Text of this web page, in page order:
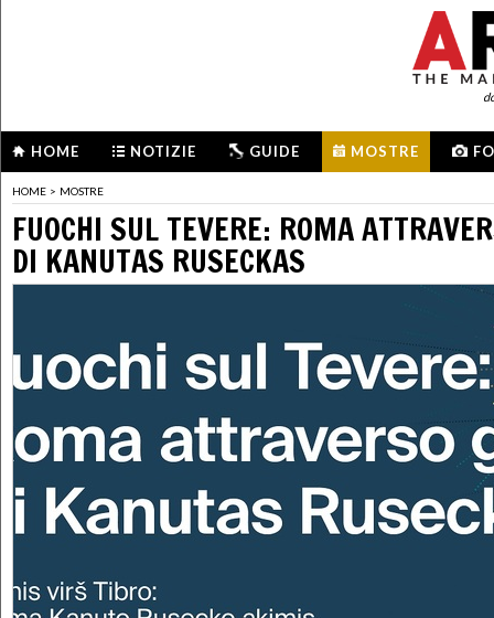
HOME NOTIZIE GUIDE MOSTRE
HOME > MOSTRE
FUOCHI SUL TEVERE: ROMA
DI KANUTAS RUSECKAS